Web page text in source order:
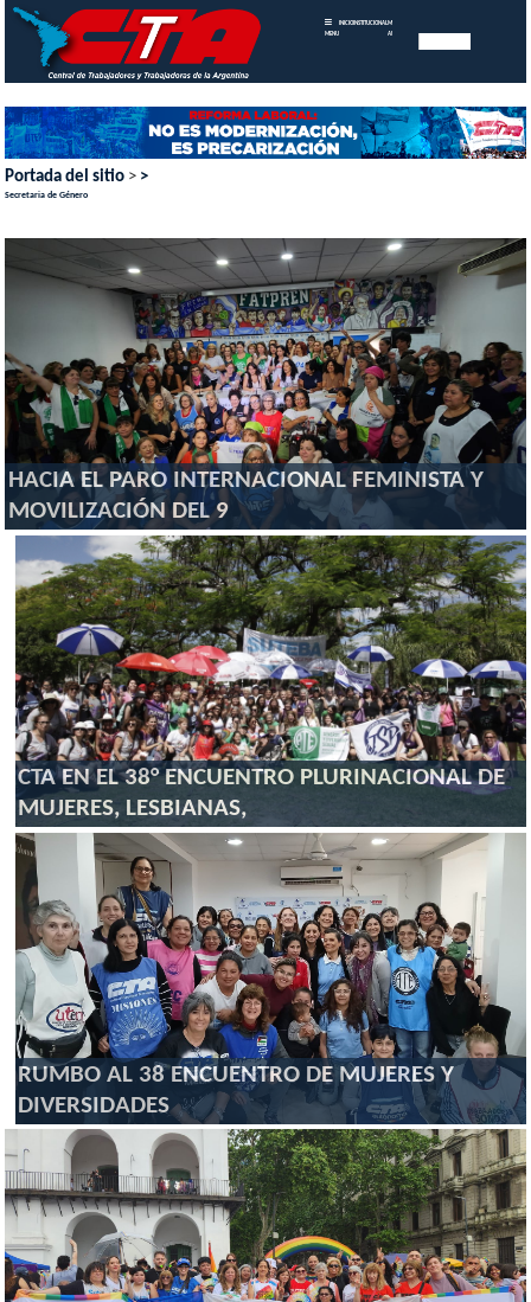
MENU
INICIOINSTITUCIONAL MEMORIAS
ANUALES
Portada del sitio > >
Secretaria de Género
HACIA EL PARO INTERNACIONAL FEMINISTA Y
MOVILIZACIÓN DEL 9
CTA EN EL 38° ENCUENTRO PLURINACIONAL DE
MUJERES, LESBIANAS,
RUMBO AL 38 ENCUENTRO DE MUJERES Y
DIVERSIDADES